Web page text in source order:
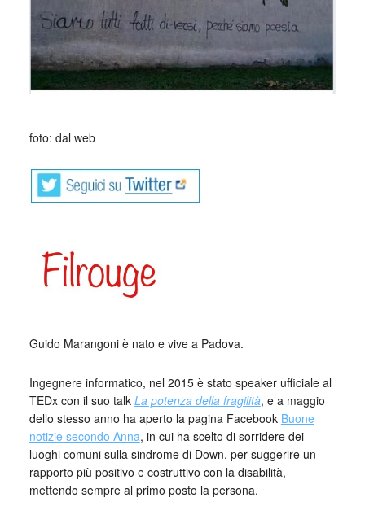
foto: dal web
Guido Marangoni è nato e vive a Padova.
Ingegnere informatico, nel 2015 è stato speaker ufficiale al
TEDx con il suo talk La potenza della fragilità, e a maggio
dello stesso anno ha aperto la pagina Facebook Buone
notizie secondo Anna, in cui ha scelto di sorridere dei
luoghi comuni sulla sindrome di Down, per suggerire un
rapporto più positivo e costruttivo con la disabilità,
mettendo sempre al primo posto la persona.